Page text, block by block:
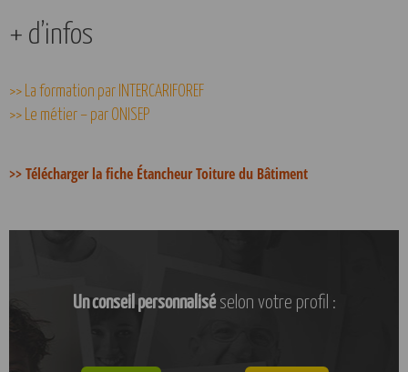
+ d’infos
>> La formation par INTERCARIFOREF
>> Le métier – par ONISEP
>> Télécharger la fiche Étancheur Toiture du Bâtiment
Un conseil personnaliséselon votre profil :